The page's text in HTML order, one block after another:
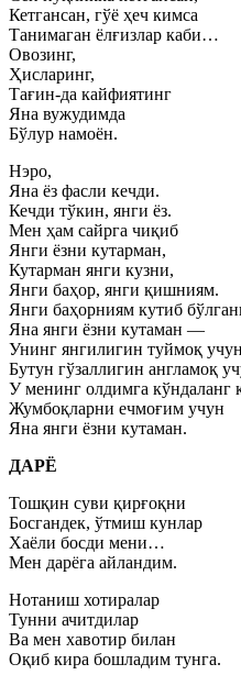
Кетгансан, гўё ҳеч кимса
Танимаган ёлғизлар каби…
Овозинг,
Ҳисларинг,
Тағин-да кайфиятинг
Яна вужудимда
Бўлур намоён.
Нэро,
Яна ёз фасли кечди.
Кечди тўкин, янги ёз.
Мен ҳам сайрга чиқиб
Янги ёзни кутарман,
Кутарман янги кузни,
Янги баҳор, янги қишниям.
Янги баҳорниям кутиб
Яна янги ёзни кутаман —
Унинг янгилигин туймоқ
Бутун гўзаллигин англамоқ
У менинг олдимга кўндаланг
Жумбоқларни ечмоғим учун
Яна янги ёзни кутаман.
ДАРЁ
Тошқин суви қирғоқни
Босгандек, ўтмиш кунлар
Хаёли босди мени…
Мен дарёга айландим.
Нотаниш хотиралар
Тунни ачитдилар
Ва мен хавотир билан
Оқиб кира бошладим тунга.